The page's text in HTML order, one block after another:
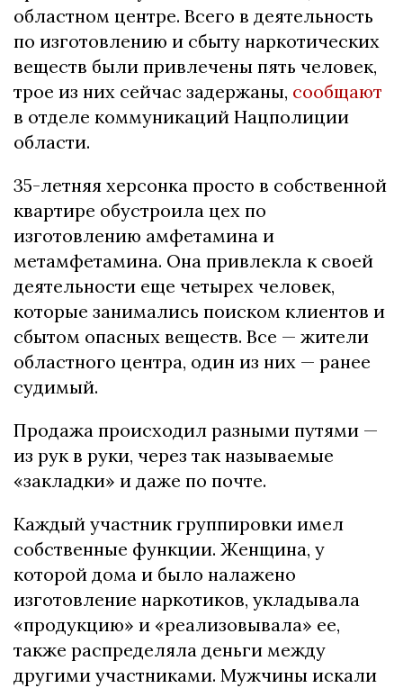
областном центре. Всего в деятельность
по изготовлению и сбыту наркотических
веществ были привлечены пять человек,
трое из них сейчас задержаны, сообщают
в отделе коммуникаций Нацполиции
области.
35-летняя херсонка просто в собственной
квартире обустроила цех по
изготовлению амфетамина и
метамфетамина. Она привлекла к своей
деятельности еще четырех человек,
которые занимались поиском клиентов и
сбытом опасных веществ. Все — жители
областного центра, один из них — ранее
судимый.
Продажа происходил разными путями —
из рук в руки, через так называемые
«закладки» и даже по почте.
Каждый участник группировки имел
собственные функции. Женщина, у
которой дома и было налажено
изготовление наркотиков, укладывала
«продукцию» и «реализовывала» ее,
также распределяла деньги между
другими участниками. Мужчины искали